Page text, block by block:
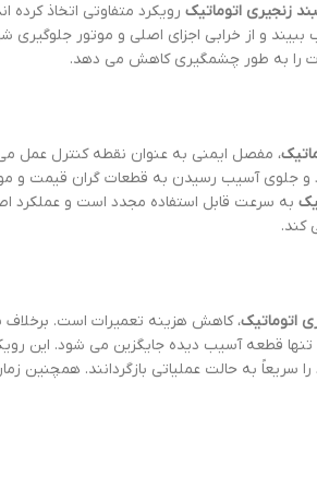
زنجیری اتوماتیک رویکرد متفاوتی اتخاذ
و از خرابی اجزای اصلی و موتور جلوگیری
را به طور چشمگیری کاهش می دهد.
، مفصل ایمنی به عنوان نقطه کنترل عمل
آسیب رسیدن به قطعات گران قیمت و موتور
به سرعت قابل استفاده مجدد است و عملکرد
کند.
اتوماتیک، کاهش هزینه تعمیرات است.
قطعه آسیب دیده جایگزین می شود. این
سریعاً به حالت عملیاتی بازگردانند.